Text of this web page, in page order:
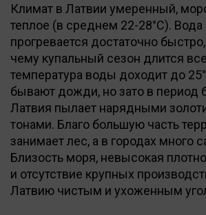
Климат в Латвии умеренный,
теплое (в среднем 22-28°С).
прогревается достаточно
чему купальный сезон длится
температура воды доходит до
бывают дожди, но зато в период
Латвия пылает нарядными
тонами. Благо большую часть
занимает лес, а в городах много
Близость моря, невысокая
и отсутствие крупных
Латвию чистым и ухоженным